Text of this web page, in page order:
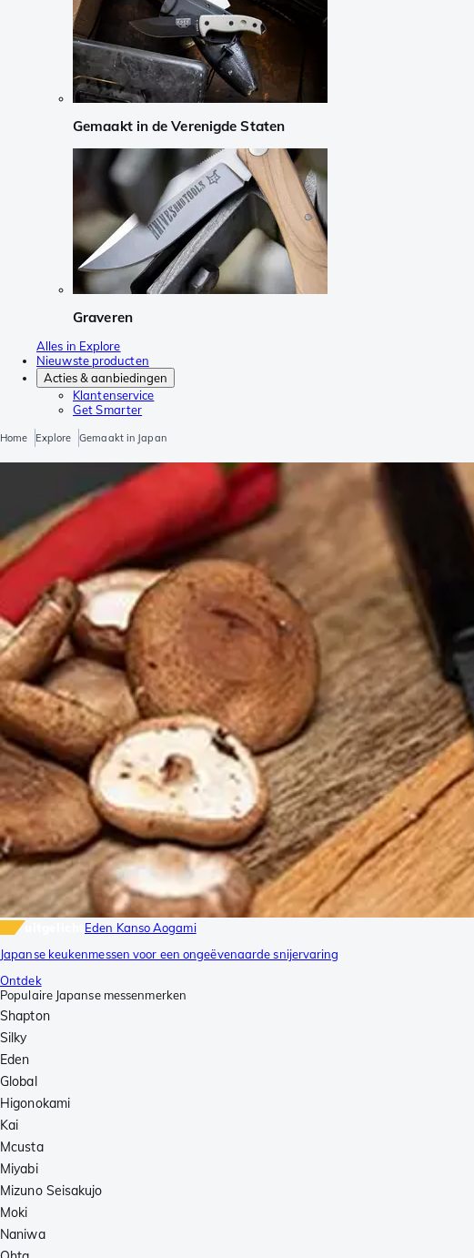
Gemaakt in de Verenigde Staten
Graveren
Alles in Explore
Nieuwste producten
Acties & aanbiedingen
Klantenservice
Get Smarter
Home Explore Gemaakt in Japan
Eden Kanso Aogami
Japanse keukenmessen voor een ongeëvenaarde snijervaring
Ontdek
Populaire Japanse messenmerken
Shapton
Silky
Eden
Global
Higonokami
Kai
Mcusta
Miyabi
Mizuno Seisakujo
Moki
Naniwa